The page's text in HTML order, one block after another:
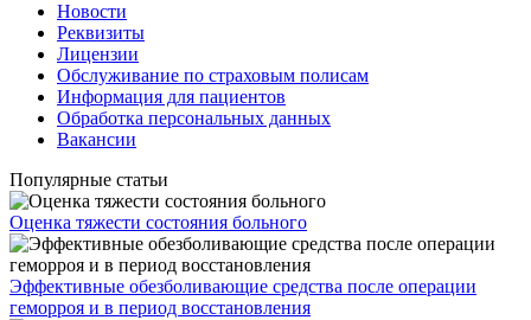
Новости
Реквизиты
Лицензии
Обслуживание по страховым полисам
Информация для пациентов
Обработка персональных данных
Вакансии
Популярные статьи
Оценка тяжести состояния больного
Эффективные обезболивающие средства после операции
геморроя и в период восстановления